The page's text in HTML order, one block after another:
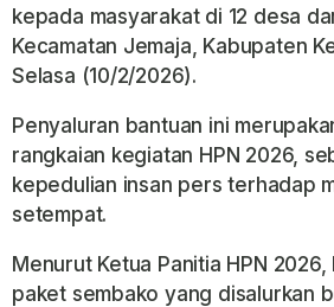
kepada masyarakat di 12 desa
Kecamatan Jemaja, Kabupaten
Selasa (10/2/2026).
Penyaluran bantuan ini
rangkaian kegiatan HPN 2026,
kepedulian insan pers terhadap
setempat.
Menurut Ketua Panitia HPN 2026,
paket sembako yang disalurkan